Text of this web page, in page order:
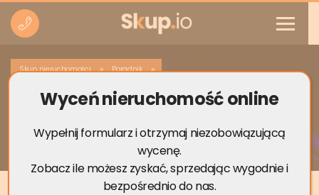
Skup nieruchomości » Poradnik »
Jak szybko sprzedać działkę
budowlaną?
Wyceń nieruchomość online
Wypełnij formularz i otrzymaj niezobowiązującą
wycenę.
Zobacz ile możesz zyskać, sprzedając wygodnie i
bezpośrednio do nas.